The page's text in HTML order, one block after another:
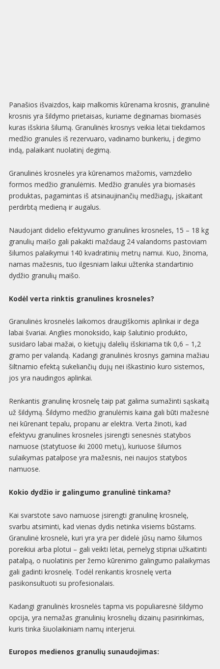
Panašios išvaizdos, kaip malkomis kūrenama krosnis, granulinė
krosnis yra šildymo prietaisas, kuriame deginamas biomasės
kuras išskiria šilumą. Granulinės krosnys veikia lėtai tiekdamos
medžio granules iš rezervuaro, vadinamo bunkeriu, į degimo
indą, palaikant nuolatinį degimą.
Granulinės krosnelės yra kūrenamos mažomis, vamzdelio
formos medžio granulėmis. Medžio granulės yra biomasės
produktas, pagamintas iš atsinaujinančių medžiagų, įskaitant
perdirbtą medieną ir augalus.
Naudojant didelio efektyvumo granulines krosneles, 15 – 18 kg
granulių maišo gali pakakti maždaug 24 valandoms pastoviam
šilumos palaikymui 140 kvadratinių metrų namui. Kuo, žinoma,
namas mažesnis, tuo ilgesniam laikui užtenka standartinio
dydžio granulių maišo.
Kodėl verta rinktis granulines krosneles?
Granulinės krosnelės laikomos draugiškomis aplinkai ir dega
labai švariai. Anglies monoksido, kaip šalutinio produkto,
susidaro labai mažai, o kietųjų dalelių išskiriama tik 0,6 – 1,2
gramo per valandą. Kadangi granulinės krosnys gamina mažiau
šiltnamio efektą sukeliančių dujų nei iškastinio kuro sistemos,
jos yra naudingos aplinkai.
Renkantis granulinę krosnelę taip pat galima sumažinti sąskaitą
už šildymą. Šildymo medžio granulėmis kaina gali būti mažesnė
nei kūrenant tepalu, propanu ar elektra. Verta žinoti, kad
efektyvu granulines krosneles įsirengti senesnės statybos
namuose (statytuose iki 2000 metų), kuriuose šilumos
sulaikymas patalpose yra mažesnis, nei naujos statybos
namuose.
Kokio dydžio ir galingumo granulinė tinkama?
Kai svarstote savo namuose įsirengti granulinę krosnelę,
svarbu atsiminti, kad vienas dydis netinka visiems būstams.
Granulinė krosnelė, kuri yra yra per didelė jūsų namo šilumos
poreikiui arba plotui – gali veikti lėtai, pernelyg stipriai užkaitinti
patalpą, o nuolatinis per žemo kūrenimo galingumo palaikymas
gali gadinti krosnelę. Todėl renkantis krosnelę verta
pasikonsultuoti su profesionalais.
Kadangi granulinės krosnelės tapma vis populiaresnė šildymo
opcija, yra nemažas granulinių krosnelių dizainų pasirinkimas,
kuris tinka šiuolaikiniam namų interjerui.
Europos medienos granulių sunaudojimas: